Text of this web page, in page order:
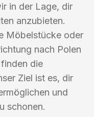
in der Lage, dir
anzubieten.
Möbelstücke oder
nach Polen
die
Ziel ist es, dir
und
schonen.